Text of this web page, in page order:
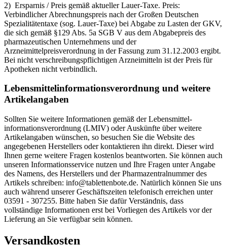
2) Ersparnis / Preis gemäß aktueller Lauer-Taxe. Preis:
Verbindlicher Abrechnungspreis nach der Großen Deutschen
Spezialitätentaxe (sog. Lauer-Taxe) bei Abgabe zu Lasten der GKV,
die sich gemäß §129 Abs. 5a SGB V aus dem Abgabepreis des
pharmazeutischen Unternehmens und der
Arzneimittelpreisverordnung in der Fassung zum 31.12.2003 ergibt.
Bei nicht verschreibungspflichtigen Arzneimitteln ist der Preis für
Apotheken nicht verbindlich.
Lebensmittel­informations­verordnung und weitere
Artikelangaben
Sollten Sie weitere Informationen gemäß der Lebensmittel­
informations­verordnung (LMIV) oder Auskünfte über weitere
Artikelangaben wünschen, so besuchen Sie die Website des
angegebenen Herstellers oder kontaktieren ihn direkt. Dieser wird
Ihnen gerne weitere Fragen kostenlos beantworten. Sie können auch
unseren Informationsservice nutzen und Ihre Fragen unter Angabe
des Namens, des Herstellers und der Pharmazentralnummer des
Artikels schreiben: info@tablettenbote.de. Natürlich können Sie uns
auch während unserer Geschäftszeiten telefonisch erreichen unter
03591 - 307255. Bitte haben Sie dafür Verständnis, dass
vollständige Informationen erst bei Vorliegen des Artikels vor der
Lieferung an Sie verfügbar sein können.
Versandkosten